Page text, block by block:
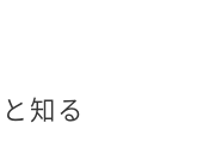
知る